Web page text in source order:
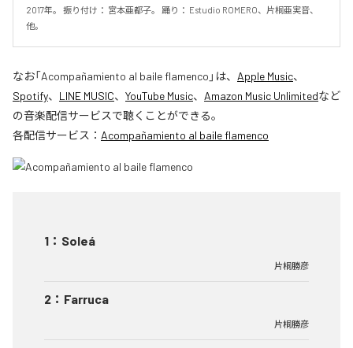
2017年。 振り付け： 宮本亜都子。 踊り： Estudio ROMERO、片桐亜実音、
他。
なお「Acompañamiento al baile flamenco 」は、 Apple Music、
Spotify、 LINE MUSIC、 YouTube Music、 Amazon Music Unlimitedなど
の音楽配信サービスで聴くことができる。
各配信サービス： Acompañamiento al baile flamenco
1 ： Soleá
片桐勝彦
2 ： Farruca
片桐勝彦